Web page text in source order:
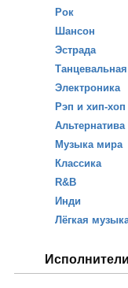
Рок
Шансон
Эстрада
Танцевальная
Электроника
Рэп и хип-хоп
Альтернатива
Музыка мира
Классика
R&B
Инди
Лёгкая